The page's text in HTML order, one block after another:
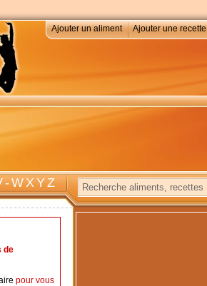
Ajouter un aliment Ajouter une recette
-W X Y Z
de
pour vous